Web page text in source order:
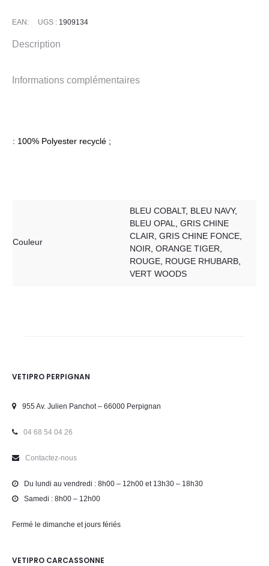
EAN: UGS : 1909134
Description
Informations complémentaires
: 100% Polyester recyclé ;
Couleur
BLEU COBALT, BLEU NAVY,
BLEU OPAL
GRIS CHINE
CLAIR GRIS CHINE FONCE
NOIR ORANGE TIGER
ROUGE ROUGE RHUBARB
VERT WOODS
VETIPRO PERPIGNAN
955 Av. Julien Panchot – 66000 Perpignan
04 68 54 04 26
Contactez-nous
Du lundi au vendredi : 8h00 – 12h00 et 13h30 – 18h30
Samedi : 8h00 – 12h00
Fermé le dimanche et jours fériés
VETIPRO CARCASSONNE